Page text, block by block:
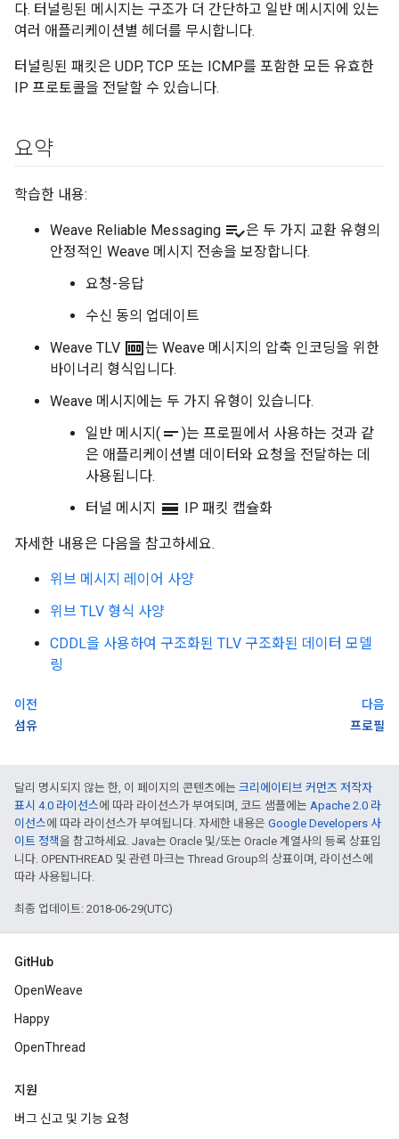
다. 터널링된 메시지는 구조가 더 간단하고 일반 메시지에 있는
여러 애플리케이션별 헤더를 무시합니다.
터널링된 패킷은 UDP, TCP 또는 ICMP를 포함한 모든 유효한
IP 프로토콜을 전달할 수 있습니다.
요약
학습한 내용:
Weave Reliable Messaging playlist_add_check은 두 가지 교환 유형의
안정적인 Weave 메시지 전송을 보장합니다.
요청-응답
수신 동의 업데이트
Weave TLV money는 Weave 메시지의 압축 인코딩을 위한
바이너리 형식입니다.
Weave 메시지에는 두 가지 유형이 있습니다.
일반 메시지( short_text )는 프로필에서 사용하는 것과 같
은 애플리케이션별 데이터와 요청을 전달하는 데
사용됩니다.
터널 메시지
calendar_view_day IP 패킷 캡슐화
자세한 내용은 다음을 참고하세요.
위브 메시지 레이어 사양
위브 TLV 형식 사양
CDDL을 사용하여 구조화된 TLV 구조화된 데이터 모델
링
이전
섬유
다음
프로필
달리 명시되지 않는 한, 이 페이지의 콘텐츠에는 크리에이티브 커먼즈 저작자
표시 4.0 라이선스에 따라 라이선스가 부여되며, 코드 샘플에는 Apache 2.0 라
이선스에 따라 라이선스가 부여됩니다. 자세한 내용은 Google Developers 사
이트 정책을 참고하세요. Java는 Oracle 및/또는 Oracle 계열사의 등록 상표입
니다. OPENTHREAD 및 관련 마크는 Thread Group의 상표이며, 라이선스에
따라 사용됩니다.
최종 업데이트: 2018-06-29(UTC)
GitHub
OpenWeave
Happy
OpenThread
지원
버그 신고 및 기능 요청